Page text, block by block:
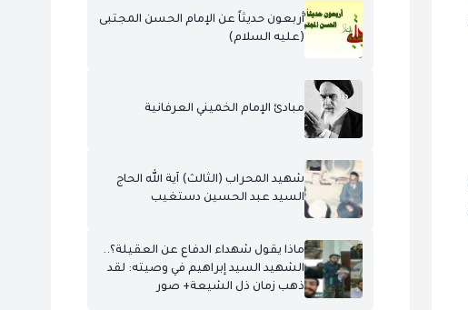
أربعون حديثاً عن الإمام الحسن المجتبى
(عليه السلام)
مبادئ الإمام الخميني العرفانية
شهيد المحراب (الثالث) آية الله الحاج
السيد عبد الحسين دستغيب
ماذا يقول شهداء الدفاع عن العقيلة؟..
الشهيد السيد إبراهيم في وصيته: لقد
ذهب زمان ذل الشيعة+ صور